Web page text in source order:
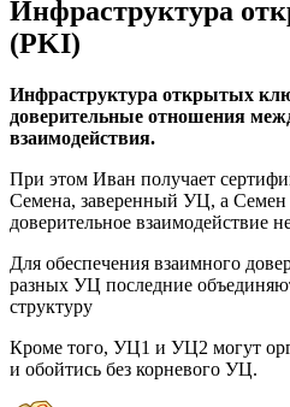
Инфраструктура
(PKI)
Инфраструктура открытых
доверительные отношения
взаимодействия.
При этом Иван получает
Семена, заверенный УЦ, а Семен
доверительное взаимодействие
Для обеспечения взаимного
разных УЦ последние
структуру
Кроме того, УЦ1 и УЦ2 могут
и обойтись без корневого УЦ.